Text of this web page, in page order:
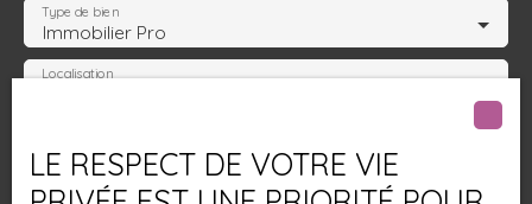
Nos annonces Nos
Immobilier Pro
Type de bien
Localisation
LE RESPECT DE VOTRE VIE